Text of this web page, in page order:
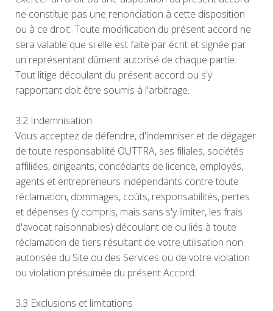
ne constitue pas une renonciation à cette disposition
ou à ce droit. Toute modification du présent accord ne
sera valable que si elle est faite par écrit et signée par
un représentant dûment autorisé de chaque partie.
Tout litige découlant du présent accord ou s'y
rapportant doit être soumis à l'arbitrage.
3.2 Indemnisation
Vous acceptez de défendre, d'indemniser et de dégager
de toute responsabilité OUTTRA, ses filiales, sociétés
affiliées, dirigeants, concédants de licence, employés,
agents et entrepreneurs indépendants contre toute
réclamation, dommages, coûts, responsabilités, pertes
et dépenses (y compris, mais sans s'y limiter, les frais
d'avocat raisonnables) découlant de ou liés à toute
réclamation de tiers résultant de votre utilisation non
autorisée du Site ou des Services ou de votre violation
ou violation présumée du présent Accord.
3.3 Exclusions et limitations